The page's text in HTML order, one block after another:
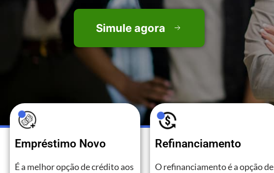
Simule agora
Empréstimo Novo
É a melhor opção de crédito aos
Refinanciamento
O refinanciamento é a opção de